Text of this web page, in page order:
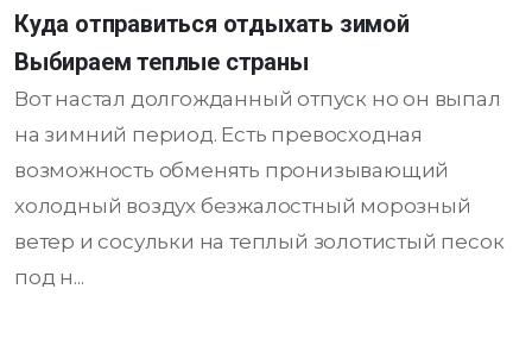
Куда отправиться отдыхать зимой
Выбираем теплые страны
Вот настал долгожданный отпуск но он выпал
на зимний период. Есть превосходная
возможность обменять пронизывающий
холодный воздух безжалостный морозный
ветер и сосульки на теплый золотистый песок
под н...